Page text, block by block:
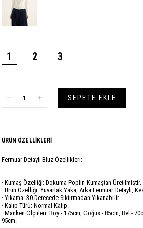
1 2 3
ÜRÜN ÖZELLIKLERI
Fermuar Detaylı Bluz Özellikleri:
· Kumaş Özelliği: Dokuma Poplin Kumaştan Üretilmiştir.
· Ürün Özelliği: Yuvarlak Yaka, Arka Fermuar Detaylı,
· Yıkama: 30 Derecede Sıktırmadan Yıkanabilir
· Kalıp Türü: Normal Kalıp.
· Manken Ölçüleri: Boy - 175cm, Göğüs - 85cm, Bel -
95cm.